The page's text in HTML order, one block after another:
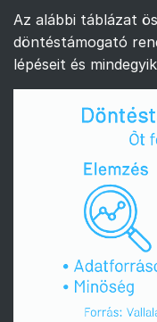
Az alábbi táblázat
döntéstámogató
lépéseit és